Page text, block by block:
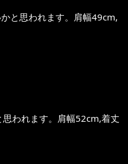
と思われます。肩幅49cm,
われます。肩幅52cm,着丈